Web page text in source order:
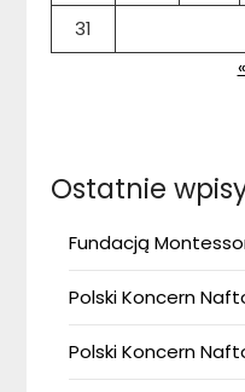
31
Ostatnie
Fundacją
Polski Koncern
Polski Koncern